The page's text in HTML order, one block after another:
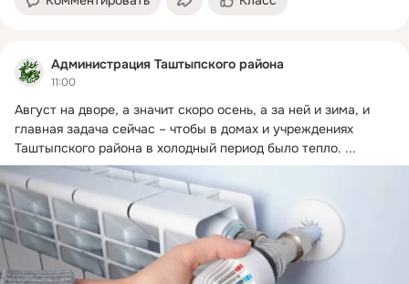
Администрация Таштыпского района
11:00
Август на дворе, а значит скоро осень, а за ней и зима, и
главная задача сейчас – чтобы в домах и учреждениях
Таштыпского района в холодный период было тепло. ...